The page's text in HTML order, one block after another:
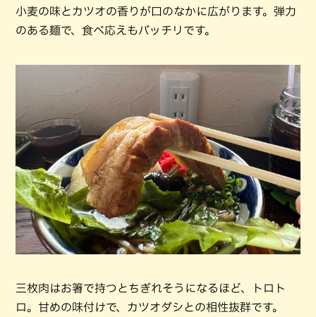
小麦の味とカツオの香りが口のなかに広がります。弾力
のある麺で、食べ応えもバッチリです。
三枚肉はお箸で持つとちぎれそうになるほど、トロト
ロ。甘めの味付けで、カツオダシとの相性抜群です。